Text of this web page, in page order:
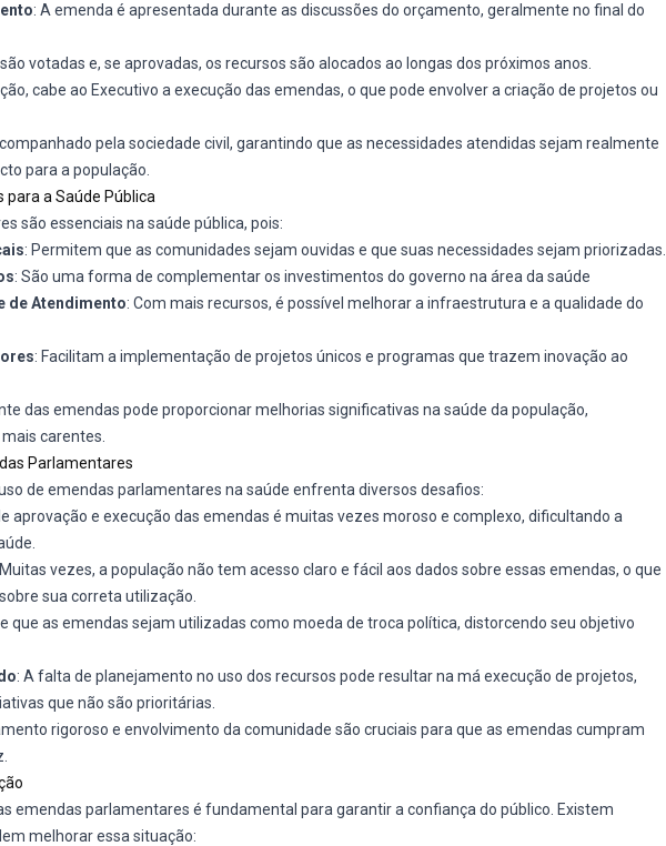
: A emenda é apresentada durante as discussões do orçamento, geralmente no final do
votadas e, se aprovadas, os recursos são alocados ao longas dos próximos anos.
cabe ao Executivo a execução das emendas, o que pode envolver a criação de projetos ou
pela sociedade civil, garantindo que as necessidades atendidas sejam realmente
para a população.
para a Saúde Pública
são essenciais na saúde pública, pois:
: Permitem que as comunidades sejam ouvidas e que suas necessidades sejam priorizadas.
: São uma forma de complementar os investimentos do governo na área da saúde
de Atendimento: Com mais recursos, é possível melhorar a infraestrutura e a qualidade do
: Facilitam a implementação de projetos únicos e programas que trazem inovação ao
das emendas pode proporcionar melhorias significativas na saúde da população,
carentes.
Parlamentares
de emendas parlamentares na saúde enfrenta diversos desafios:
aprovação e execução das emendas é muitas vezes moroso e complexo, dificultando a
vezes, a população não tem acesso claro e fácil aos dados sobre essas emendas, o que
sua correta utilização.
que as emendas sejam utilizadas como moeda de troca política, distorcendo seu objetivo
: A falta de planejamento no uso dos recursos pode resultar na má execução de projetos,
que não são prioritárias.
rigoroso e envolvimento da comunidade são cruciais para que as emendas cumpram
emendas parlamentares é fundamental para garantir a confiança do público. Existem
melhorar essa situação: